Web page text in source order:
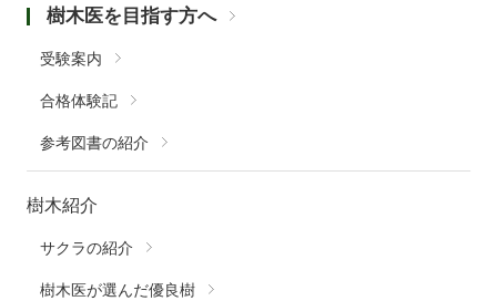
樹木医を目指す方へ
受験案内
合格体験記
参考図書の紹介
樹木紹介
サクラの紹介
樹木医が選んだ優良樹